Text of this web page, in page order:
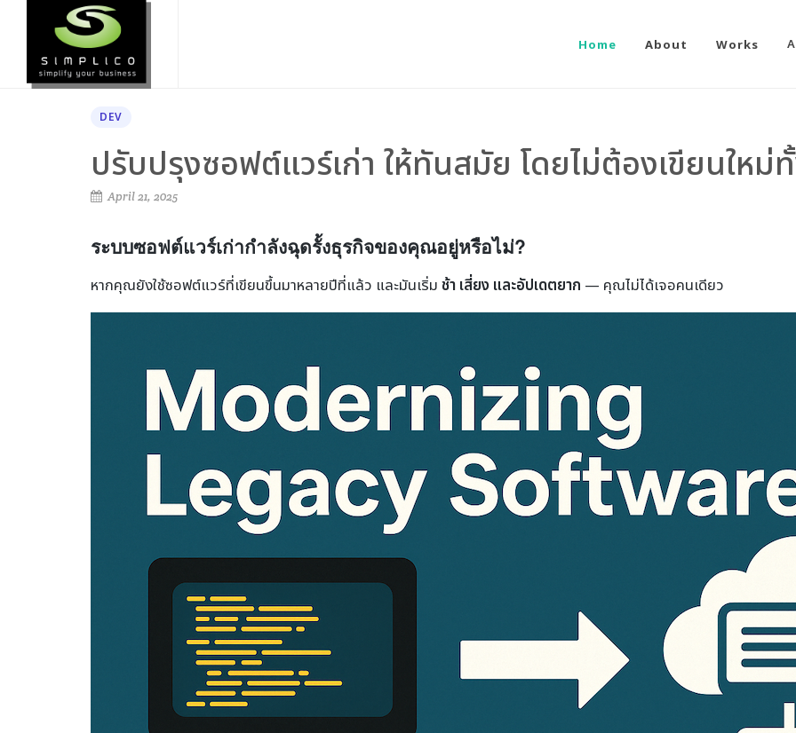
Home About Works
DEV
ปรับปรุงซอฟต์แวร์เก่า ให้ทันสมัย โดยไม่ต้องเขียนใหม่
April 21, 2025
ระบบซอฟต์แวร์เก่ากำลังฉุดรั้งธุรกิจของคุณอยู่หรือไม่?
หากคุณยังใช้ซอฟต์แวร์ที่เขียนขึ้นมาหลายปีที่แล้ว และมันเริ่ม ช้า เสี่ยง และอัปเดตยาก — คุณไม่ได้เจอคนเดียว